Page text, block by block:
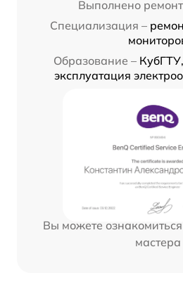
Выполнено
Специализация –
Образование –
эксплуатация
Вы можете
мастера